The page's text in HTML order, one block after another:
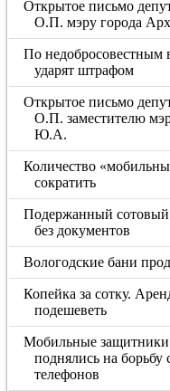
Открытое письмо
О.П. мэру города
По недобросовестным
ударят штрафом
Открытое письмо
О.П. заместителю
Ю.А.
Количество
сократить
Подержанный сотовый
без документов
Вологодские бани
Копейка за сотку.
подешеветь
Мобильные
поднялись на борьбу
телефонов